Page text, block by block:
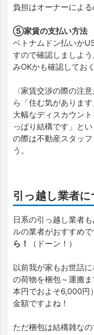
負担はオーナーによる
⑤家賃の支払い方法
ベトナムドン払いか
すので確認しましよ
みOKかも確認してお
〈家賃交渉の際の注
ら「住む気がありま
大幅なディスカウン
っぱり結構です」と
の際は不動産スタッ
う。
引っ越し業者に
日系の引っ越し業者
ルの業者がおすすめ
ら！
（ドーン！）
以前我が家もお世話
の荷物を梱包～運搬
本円でおよそ6,000円
金額ですよね！
ただ梱包は結構雑な